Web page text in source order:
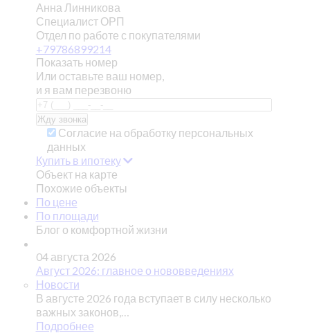
Анна Линникова
Специалист ОРП
Отдел по работе с покупателями
+79786899214
Показать номер
Или оставьте ваш номер,
и я вам перезвоню
Согласие на обработку персональных
данных
Купить в ипотеку
Объект на карте
Похожие объекты
По цене
По площади
Блог о комфортной жизни
04 августа 2026
Август 2026: главное о нововведениях
Новости
В августе 2026 года вступает в силу несколько
важных законов,…
Подробнее